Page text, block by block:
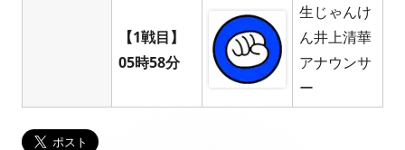
【1戦目】
05時58分
生じゃんけ
ん井上清華
アナウンサ
ー